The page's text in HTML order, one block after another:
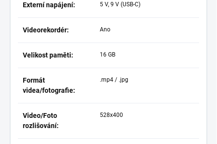
Externí napájení: 5 V, 9 V (USB-C)
Videorekordér: Ano
Velikost paměti: 16 GB
Formát
videa/fotografie:
.mp4 / .jpg
Video/Foto
rozlišování:
528x400